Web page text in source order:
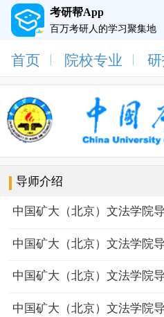
考研帮App
百万考研人的学习聚集地
首页 院校专业
导师介绍
中国矿大（北京）文法学院
中国矿大（北京）文法学院
中国矿大（北京）文法学院
中国矿大（北京）文法学院